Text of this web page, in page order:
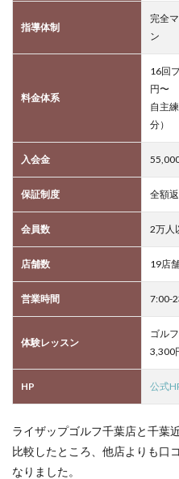
指導体制
完全
ン
料金体系
16回
円〜
自主
分）
入会金
保証制度 全額
会員数 2万人
店舗数 19店
営業時間 7:00-
体験レッスン
ゴル
3,300
HP 公式
ライザップゴルフ千葉店と千葉
比較したところ、他店よりも口
なりました。